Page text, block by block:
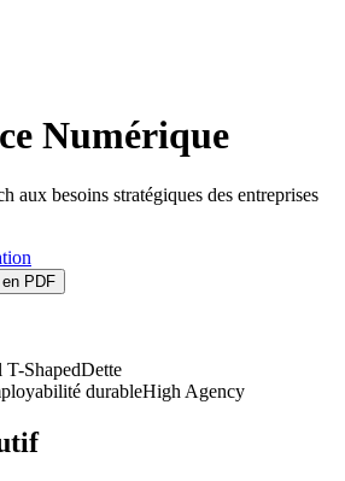
Numérique
aux besoins stratégiques des entreprises
PDF
T-ShapedDette
durableHigh Agency